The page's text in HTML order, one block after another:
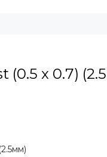
(0.5 x 0.7)